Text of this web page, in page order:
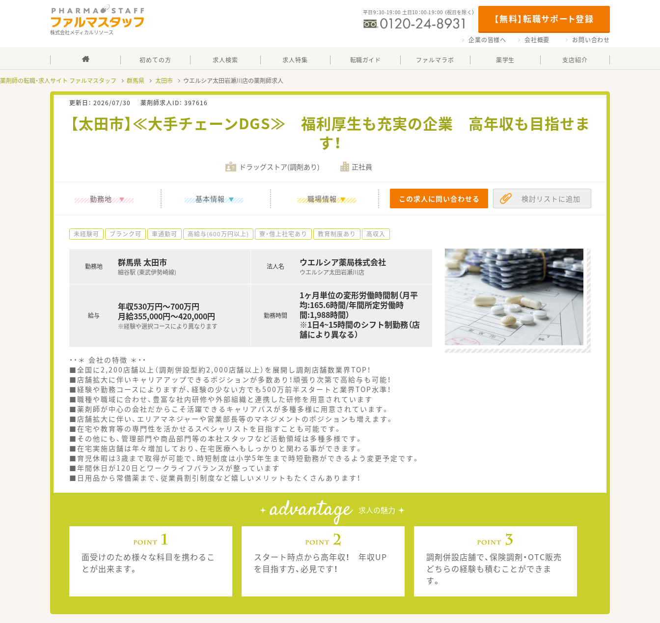
株式会社メディカルリソース
【無料】転職サポート登録
平日9：30-19：00 土日10：00-19：00 （祝日を除く）
企業の皆様へ 会社概要 お問い合わせ
初めての方 求人検索 求人特集 転職ガイド ファルマラボ 薬学生 支店紹介
薬剤師の転職・求人サイト ファルマスタッフ 群馬県 太田市 ウエルシア太田岩瀬川店の薬剤師求人
更新日： 2026/07/30 薬剤師求人ID： 397616
【太田市】≪大手チェーンDGS≫ 福利厚生も充実の企業 高年収も目指せま
す！
ドラッグストア(調剤あり) 正社員
勤務地 基本情報 職場情報 この求人に問い合わせる 検討リストに追加
未経験可 ブランク可 車通勤可 高給与(600万円以上) 寮・借上社宅あり 教育制度あり 高収入
勤務地 群馬県 太田市
細谷駅 (東武伊勢崎線)
給与
年収530万円～700万円
月給355,000円～420,000円
※経験や選択コースにより異なります
法人名 ウエルシア薬局株式会社
ウエルシア太田岩瀬川店
勤務時間
1ヶ月単位の変形労働時間制（月平
均:165.6時間/年間所定労働時
間:1,988時間）
※1日4~15時間のシフト制勤務（店
舗により異なる）
・・＊ 会社の特徴 ＊・・
■全国に2,200店舗以上（調剤併設型約2,000店舗以上）を展開し調剤店舗数業界TOP！
■店舗拡大に伴いキャリアアップできるポジションが多数あり！頑張り次第で高給与も可能！
■経験や勤務コースによりますが、経験の少ない方でも500万前半スタートと業界TOP水準！
■職種や職域に合わせ、豊富な社内研修や外部組織と連携した研修を用意されています
■薬剤師が中心の会社だからこそ活躍できるキャリアパスが多種多様に用意されています。
■店舗拡大に伴い、エリアマネジャーや営業部長等のマネジメントのポジションも増えます。
■在宅や教育等の専門性を活かせるスペシャリストを目指すことも可能です。
■その他にも、管理部門や商品部門等の本社スタッフなど活動領域は多種多様です。
■在宅実施店舗は年々増加しており、在宅医療へもしっかりと関わる事ができます。
■育児休暇は3歳まで取得が可能で、時短制度は小学5年生まで時短勤務ができるよう変更予定です。
■年間休日が120日とワークライフバランスが整っています
■日用品から常備薬まで、従業員割引制度など嬉しいメリットもたくさんあります！
advantage 求人の魅力
面受けのため様々な科目を携わるこ
とが出来ます。
スタート時点から高年収！ 年収UP
を目指す方、必見です！
調剤併設店舗で、保険調剤・OTC販売
どちらの経験も積むことができま
す。